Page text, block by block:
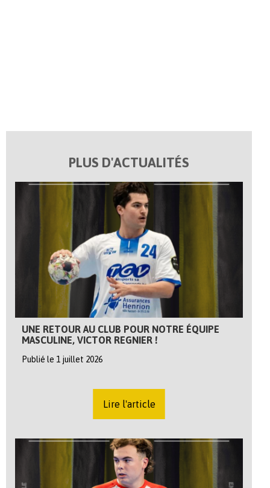
PLUS D'ACTUALITÉS
UNE RETOUR AU CLUB POUR NOTRE ÉQUIPE
MASCULINE, VICTOR REGNIER !
Publié le 1 juillet 2026
Lire l'article